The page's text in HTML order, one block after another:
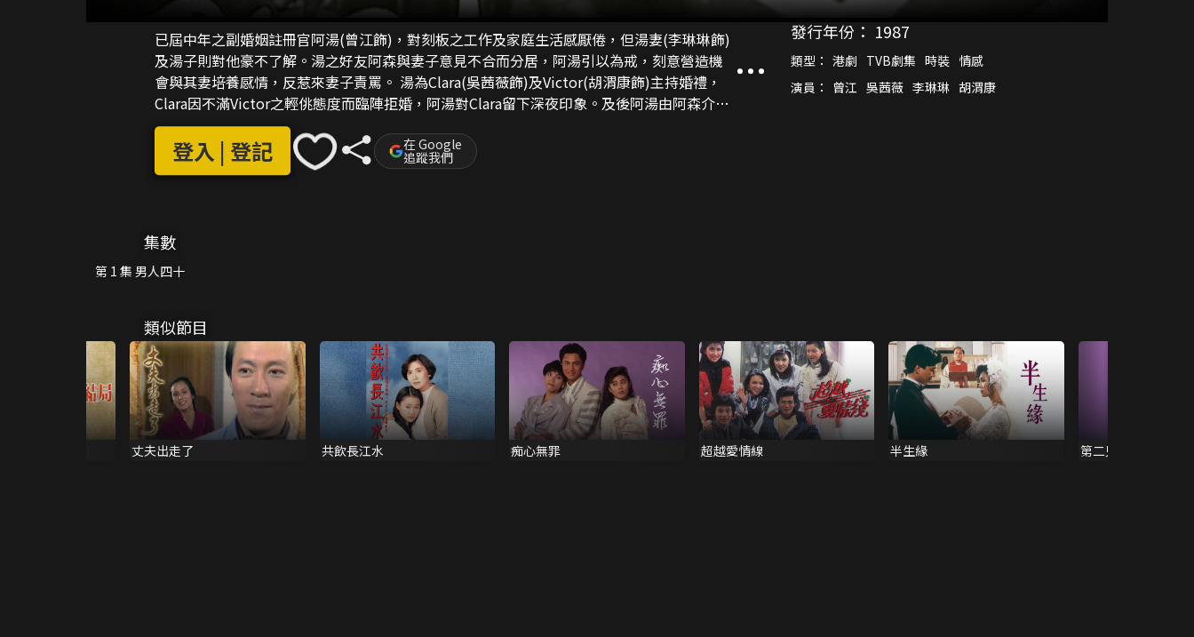
已屆中年之副婚姻註冊官阿湯(曾江飾)，對刻板之工作及家庭生活感厭倦，但湯妻(李琳琳飾)
及湯子則對他豪不了解。湯之好友阿森與妻子意見不合而分居，阿湯引以為戒，刻意營造機
會與其妻培養感情，反惹來妻子責罵。 湯為Clara(吳茜薇飾)及Victor(胡渭康飾)主持婚禮，
Clara因不滿Victor之輕佻態度而臨陣拒婚，阿湯對Clara留下深夜印象。及後阿湯由阿森介紹
認識Clara，兩人甚為投契，Clara利用阿湯刺激Victor，二人來往密切，阿湯與Clara終動了真
情。 此時湯妻歸來，發現家變危機，極力挽救，卻無效。
登入 | 登記 在 Google
追蹤我們
發行年份： 1987
類型： 港劇 TVB劇集 時裝 情感
演員：
曾江 吳茜薇 李琳琳 胡渭康
集數
第 1 集 男人四十
類似節目
丈夫出走了 共飲長江水 痴心無罪 超越愛情線 半生緣 第二只玻璃鞋